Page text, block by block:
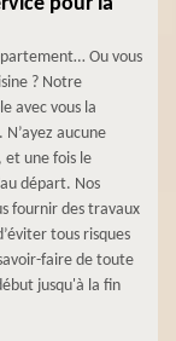
Ou vous
? Notre
avec vous la
aucune
et une fois le
départ. Nos
fournir des travaux
tous risques
faire de toute
jusqu'à la fin